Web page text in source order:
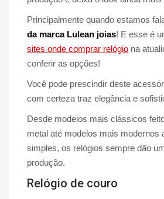
Principalmente quando estamos
da marca Lulean joias! E esse é
sites onde comprar relógio na
conferir as opções!
Você pode prescindir deste
com certeza traz elegância e
Desde modelos mais clássicos
metal até modelos mais modernos
simples, os relógios sempre dão
produção.
Relógio de couro